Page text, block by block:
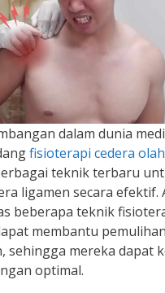
dalam dunia
fisioterapi cedera
teknik terbaru
ligamen secara efektif.
beberapa teknik
membantu
sehingga mereka dapat
optimal.